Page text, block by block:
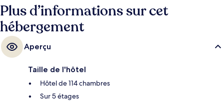
Plus d’informations sur cet
hébergement
Aperçu
Taille de l'hôtel
Hôtel de 114 chambres
Sur 5 étages